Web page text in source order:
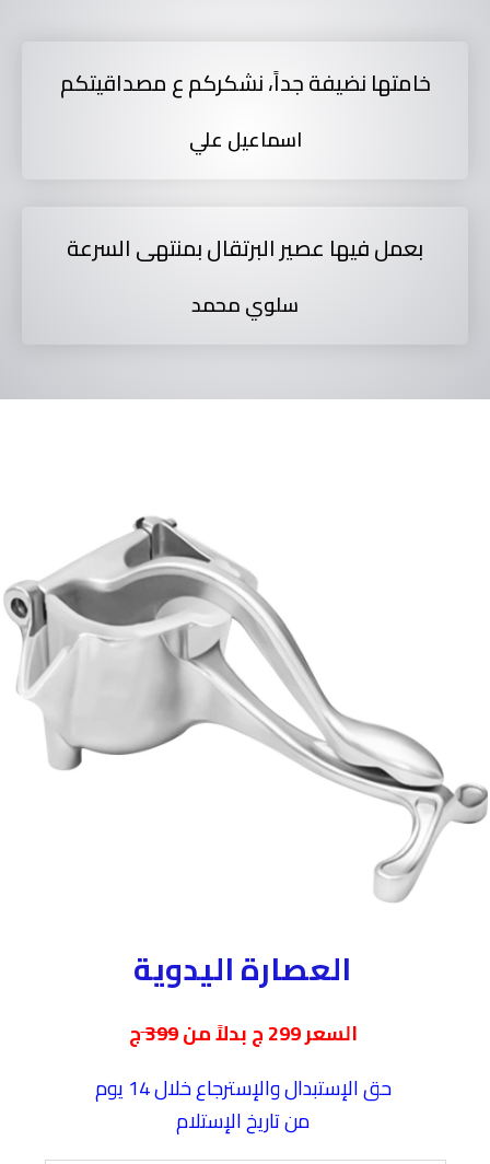
خامتها نضيفة جداً، نشكركم ع مصداقيتكم
اسماعيل علي
بعمل فيها عصير البرتقال بمنتهى السرعة
سلوي محمد
السعر 299 ج بدلاً من 399ج
حق الإستبدال والإسترجاع خلال 14 يوم